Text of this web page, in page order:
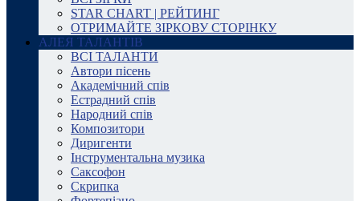
STAR CHART | РЕЙТИНГ
ОТРИМАЙТЕ ЗІРКОВУ СТОРІНКУ
АЛЕЯ ТАЛАНТІВ
ВСІ ТАЛАНТИ
Автори пісень
Академічний спів
Естрадний спів
Народний спів
Композитори
Диригенти
Інструментальна музика
Саксофон
Скрипка